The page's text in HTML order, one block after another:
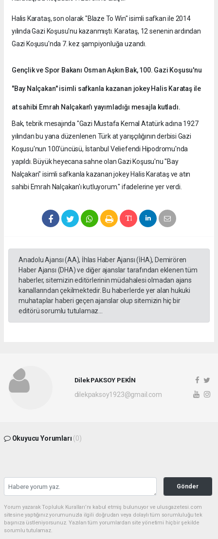
Halis Karataş, son olarak "Blaze To Win" isimli safkan ile 2014
yılında Gazi Koşusu'nu kazanmıştı. Karataş, 12 senenin ardından
Gazi Koşusu'nda 7. kez şampiyonluğa uzandı.
Gençlik ve Spor Bakanı Osman Aşkın Bak, 100. Gazi Koşusu'nu
"Bay Nalçakan" isimli safkanla kazanan jokey Halis Karataş ile
at sahibi Emrah Nalçakan'ı yayımladığı mesajla kutladı.
Bak, tebrik mesajında "Gazi Mustafa Kemal Atatürk adına 1927
yılından bu yana düzenlenen Türk at yarışçılığının derbisi Gazi
Koşusu'nun 100'üncüsü, İstanbul Veliefendi Hipodromu'nda
yapıldı. Büyük heyecana sahne olan Gazi Koşusu'nu "Bay
Nalçakan" isimli safkanla kazanan jokey Halis Karataş ve atın
sahibi Emrah Nalçakan'ı kutluyorum." ifadelerine yer verdi.
Anadolu Ajansı (AA), İhlas Haber Ajansı (İHA), Demirören
Haber Ajansı (DHA) ve diğer ajanslar tarafından eklenen tüm
haberler, sitemizin editörlerinin müdahalesi olmadan ajans
kanallarından çekilmektedir. Bu haberlerde yer alan hukuki
muhataplar haberi geçen ajanslar olup sitemizin hiç bir
editörü sorumlu tutulamaz...
Dilek PAKSOY PEKİN
dilekpaksoy1923@gmail.com
Okuyucu Yorumları (0)
Gönder
Yorum yazarak Topluluk Kuralları’nı kabul etmiş bulunuyor ve ulusgazetesi.com
sitesine yaptığınız yorumunuzla ilgili doğrudan veya dolaylı tüm sorumluluğu tek
başınıza üstleniyorsunuz. Yazılan tüm yorumlardan site yönetimi hiçbir şekilde
sorumlu tutulamaz.